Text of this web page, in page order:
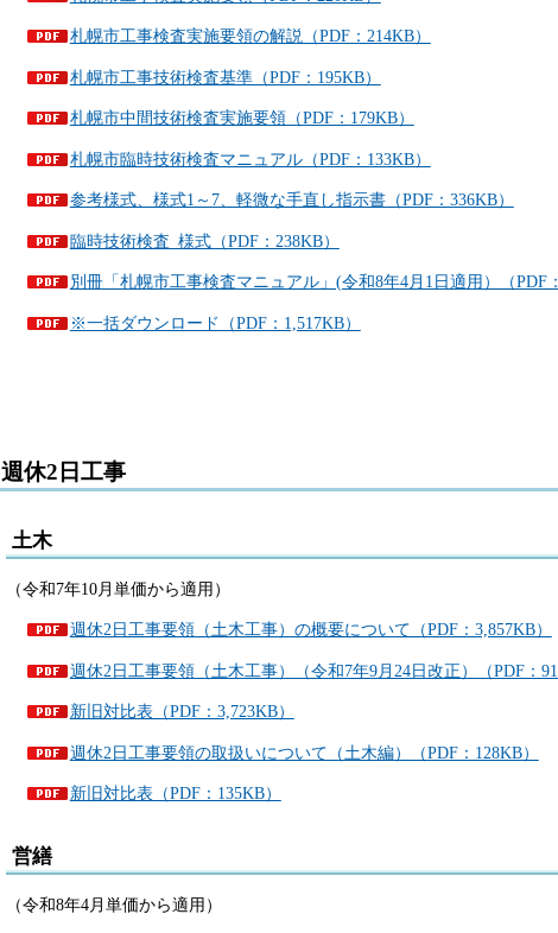
札幌市工事検査実施要領の解説（PDF：214KB）
札幌市工事技術検査基準（PDF：195KB）
札幌市中間技術検査実施要領（PDF：179KB）
札幌市臨時技術検査マニュアル（PDF：133KB）
参考様式、様式1～7、軽微な手直し指示書（PDF：336KB）
臨時技術検査_様式（PDF：238KB）
別冊「札幌市工事検査マニュアル」(令和8年4月1日適用）（PDF
※一括ダウンロード（PDF：1,517KB）
週休2日工事
土木
（令和7年10月単価から適用）
週休2日工事要領（土木工事）の概要について（PDF：3,857KB）
週休2日工事要領（土木工事）（令和7年9月24日改正）（PDF：
新旧対比表（PDF：3,723KB）
週休2日工事要領の取扱いについて（土木編）（PDF：128KB）
新旧対比表（PDF：135KB）
営繕
（令和8年4月単価から適用）